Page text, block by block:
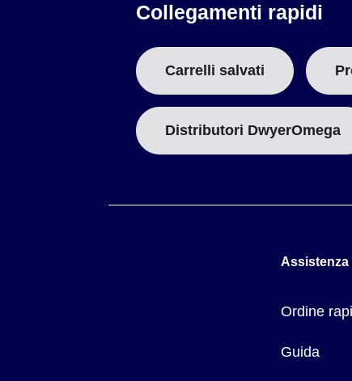
Collegamenti rapidi
Carrelli salvati
Distributori DwyerOmega
Assistenza
Ordine
Guida